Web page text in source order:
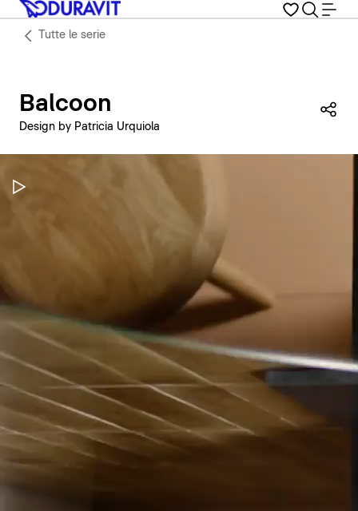
Tutte le serie
Balcoon
Design by Patricia Urquiola
Metti in pausa il video